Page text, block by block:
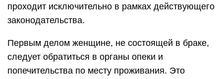
проходит исключительно в рамках действующего
законодательства.
Первым делом женщине, не состоящей в браке,
следует обратиться в органы опеки и
попечительства по месту проживания. Это